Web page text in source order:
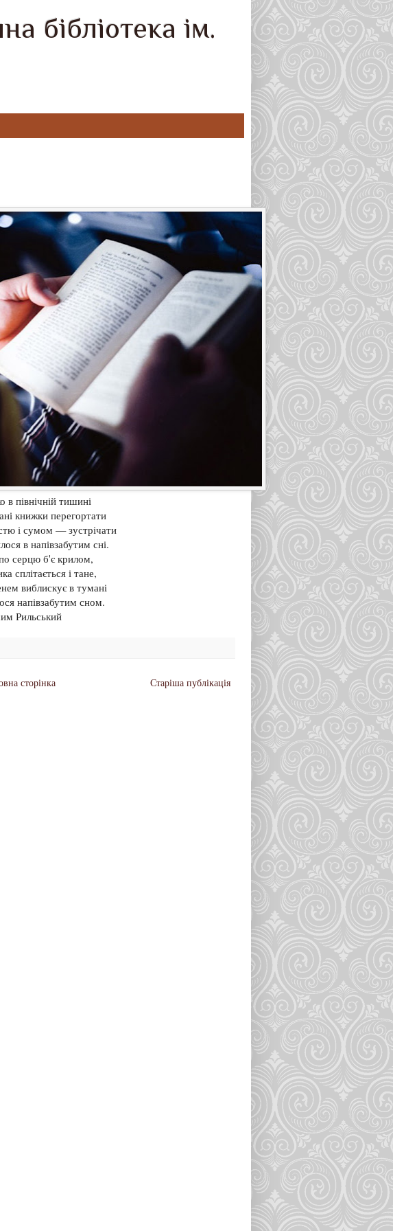
бібліотека ім.
в північній тишині
книжки перегортати
і сумом — зустрічати
в напівзабутим сні.
серцю б'є крилом,
сплітається і тане,
виблискує в тумані
напівзабутим сном.
Рильський
Старіша публікація
сторінка